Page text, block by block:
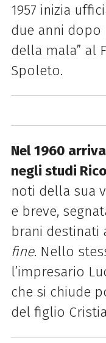
1957 inizia
due anni dopo
della mala” al
Spoleto.
Nel 1960
negli studi
noti della sua
e breve,
brani destinati
fine. Nello
l’impresario
che si chiude
del figlio